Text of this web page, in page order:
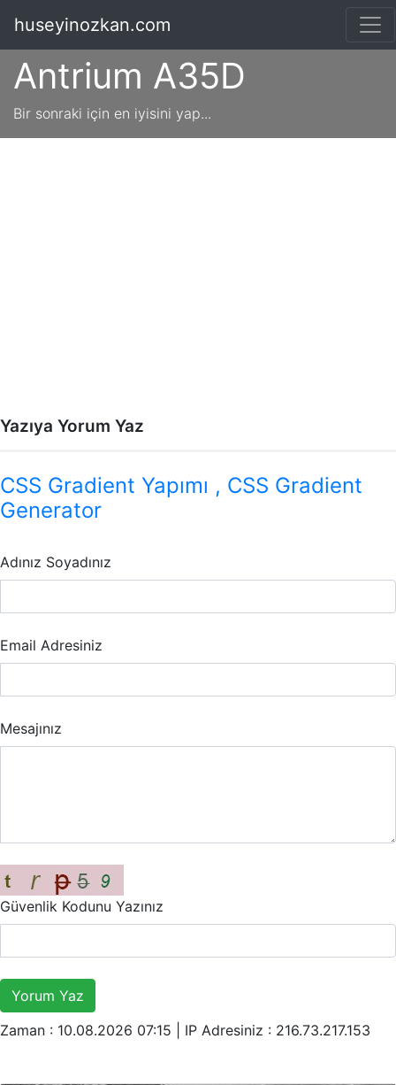
Antrium A35D
Bir sonraki için en iyisini yap...
huseyinozkan.com
Yazıya Yorum Yaz
CSS Gradient Yapımı , CSS Gradient
Generator
Adınız Soyadınız
Email Adresiniz
Mesajınız
Güvenlik Kodunu Yazınız
Yorum Yaz
Zaman : 10.08.2026 07:15 | IP Adresiniz : 216.73.217.153